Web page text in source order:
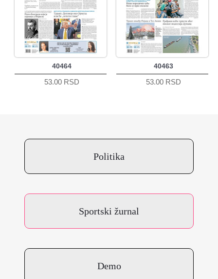
40464
53.00 RSD
40463
53.00 RSD
Politika
Sportski žurnal
Demo